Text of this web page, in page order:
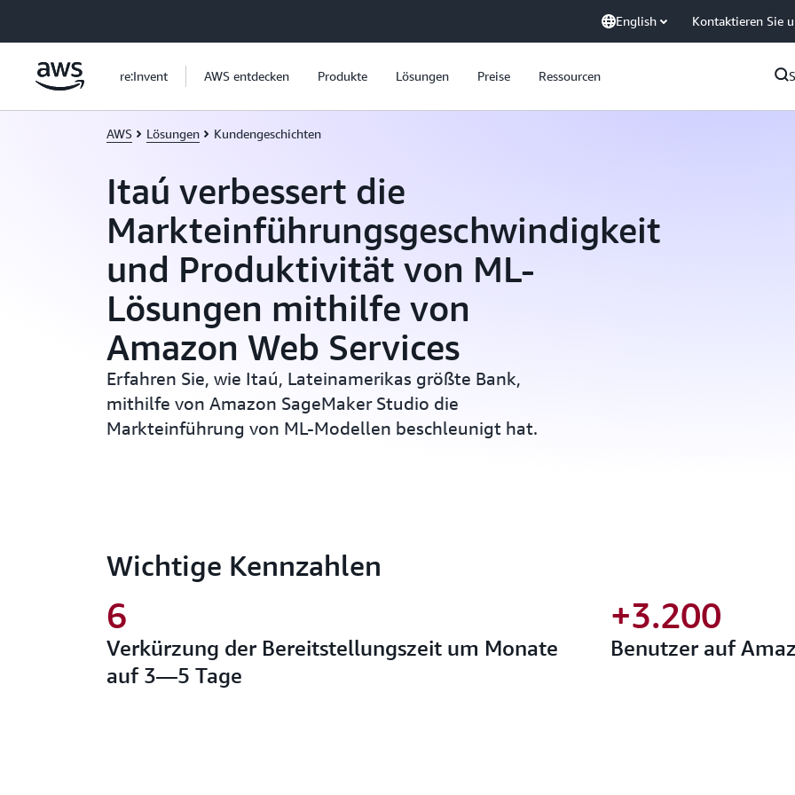
English Kontaktieren Sie
re:Invent AWS entdecken Produkte Lösungen Preise Ressourcen
AWS Lösungen Kundengeschichten
Itaú verbessert die
Markteinführungsgeschwindigkeit
und Produktivität von ML-
Lösungen mithilfe von
Amazon Web Services
Erfahren Sie, wie Itaú, Lateinamerikas größte Bank,
mithilfe von Amazon SageMaker Studio die
Markteinführung von ML-Modellen beschleunigt hat.
Wichtige Kennzahlen
Verkürzung der Bereitstellungszeit um Monate
auf 3—5 Tage
6
Benutzer auf
+3.200